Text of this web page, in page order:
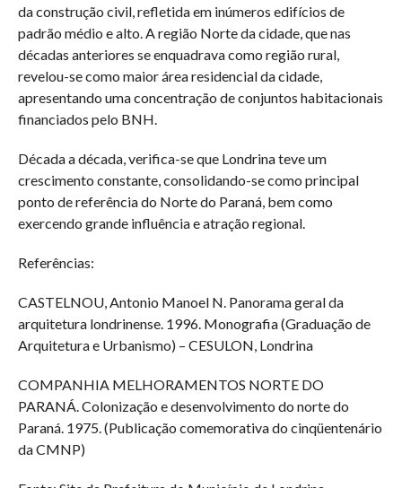
da construção civil, refletida em inúmeros edifícios de
padrão médio e alto. A região Norte da cidade, que nas
décadas anteriores se enquadrava como região rural,
revelou-se como maior área residencial da cidade,
apresentando uma concentração de conjuntos habitacionais
financiados pelo BNH.
Década a década, verifica-se que Londrina teve um
crescimento constante, consolidando-se como principal
ponto de referência do Norte do Paraná, bem como
exercendo grande influência e atração regional.
Referências:
CASTELNOU, Antonio Manoel N. Panorama geral da
arquitetura londrinense. 1996. Monografia (Graduação de
Arquitetura e Urbanismo) – CESULON, Londrina
COMPANHIA MELHORAMENTOS NORTE DO
PARANÁ. Colonização e desenvolvimento do norte do
Paraná. 1975. (Publicação comemorativa do cinqüentenário
da CMNP)